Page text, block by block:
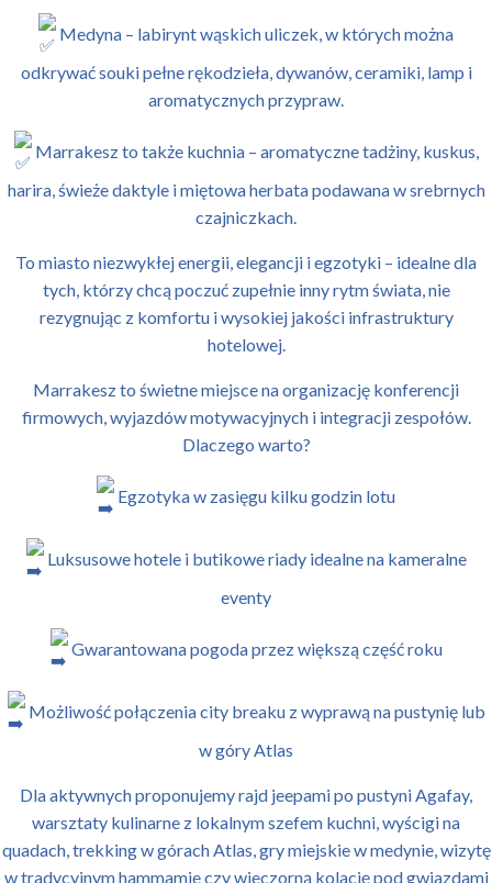
Medyna – labirynt wąskich uliczek, w których można
odkrywać souki pełne rękodzieła, dywanów, ceramiki, lamp i
aromatycznych przypraw.
Marrakesz to także kuchnia – aromatyczne tadżiny, kuskus,
harira, świeże daktyle i miętowa herbata podawana w srebrnych
czajniczkach.
To miasto niezwykłej energii, elegancji i egzotyki – idealne dla
tych, którzy chcą poczuć zupełnie inny rytm świata, nie
rezygnując z komfortu i wysokiej jakości infrastruktury
hotelowej.
Marrakesz to świetne miejsce na organizację konferencji
firmowych, wyjazdów motywacyjnych i integracji zespołów.
Dlaczego warto?
Egzotyka w zasięgu kilku godzin lotu
Luksusowe hotele i butikowe riady idealne na kameralne
eventy
Gwarantowana pogoda przez większą część roku
Możliwość połączenia city breaku z wyprawą na pustynię lub
w góry Atlas
Dla aktywnych proponujemy rajd jeepami po pustyni Agafay,
warsztaty kulinarne z lokalnym szefem kuchni, wyścigi na
quadach, trekking w górach Atlas, gry miejskie w medynie, wizytę
w tradycyjnym hammamie czy wieczorną kolację pod gwiazdami